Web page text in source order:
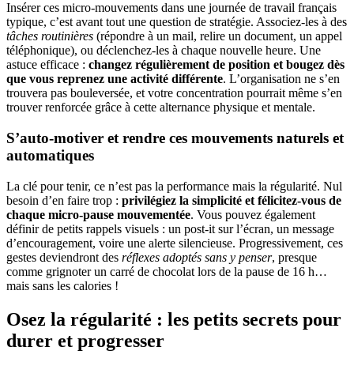
Insérer ces micro-mouvements dans une journée de travail français
typique, c’est avant tout une question de stratégie. Associez-les à des
tâches routinières (répondre à un mail, relire un document, un appel
téléphonique), ou déclenchez-les à chaque nouvelle heure. Une
astuce efficace : changez régulièrement de position et bougez dès
que vous reprenez une activité différente. L’organisation ne s’en
trouvera pas bouleversée, et votre concentration pourrait même s’en
trouver renforcée grâce à cette alternance physique et mentale.
S’auto-motiver et rendre ces mouvements naturels et
automatiques
La clé pour tenir, ce n’est pas la performance mais la régularité. Nul
besoin d’en faire trop : privilégiez la simplicité et félicitez-vous de
chaque micro-pause mouvementée. Vous pouvez également
définir de petits rappels visuels : un post-it sur l’écran, un message
d’encouragement, voire une alerte silencieuse. Progressivement, ces
gestes deviendront des réflexes adoptés sans y penser, presque
comme grignoter un carré de chocolat lors de la pause de 16 h…
mais sans les calories !
Osez la régularité : les petits secrets pour
durer et progresser